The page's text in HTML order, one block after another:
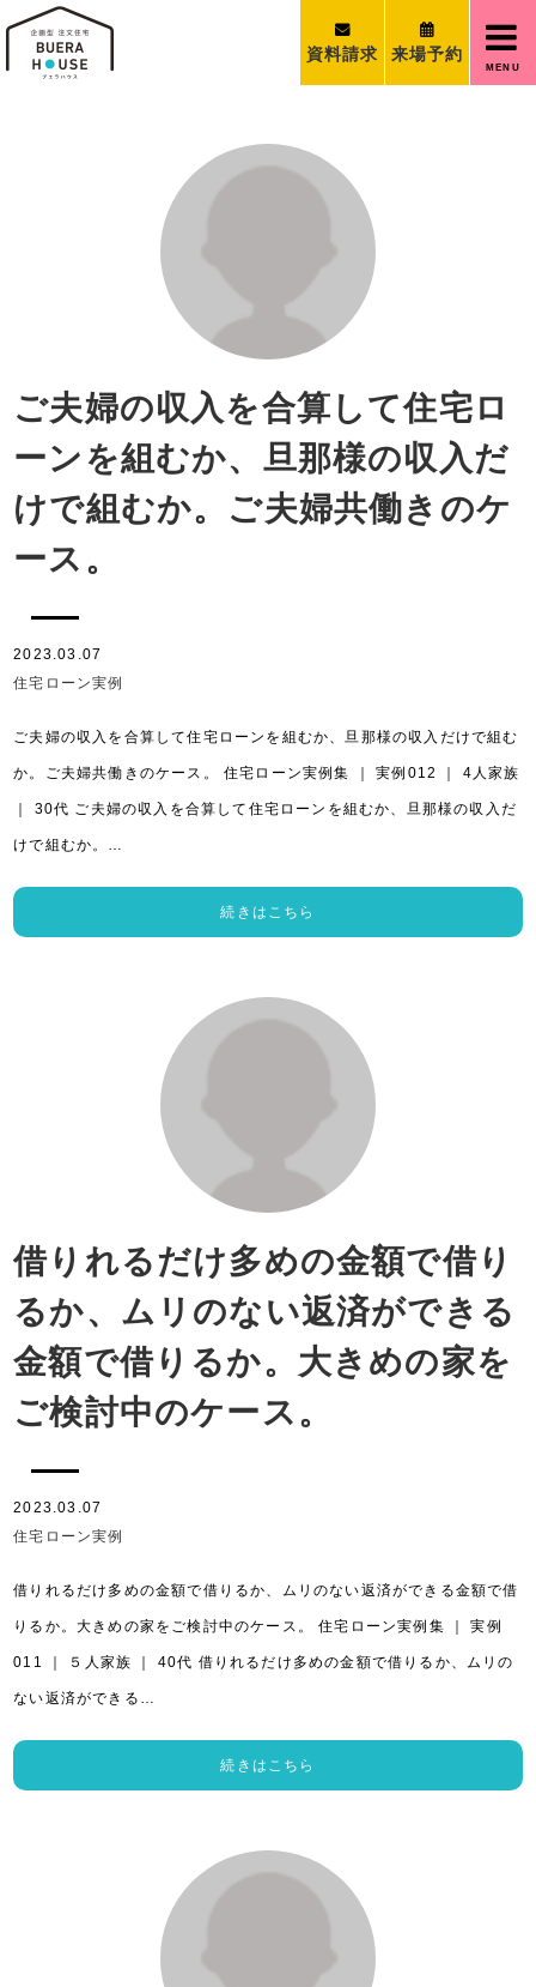
資料請求 来場予約
MENU
ご夫婦の収入を合算して住宅ロ
ーンを組むか、旦那様の収入だ
けで組むか。ご夫婦共働きのケ
ース。
2023.03.07
住宅ローン実例
ご夫婦の収入を合算して住宅ローンを組むか、旦那様の収入だけで組む
か。ご夫婦共働きのケース。 住宅ローン実例集 ｜ 実例012 ｜ 4人家族
｜ 30代 ご夫婦の収入を合算して住宅ローンを組むか、旦那様の収入だ
けで組むか。…
続きはこちら
借りれるだけ多めの金額で借り
るか、ムリのない返済ができる
金額で借りるか。大きめの家を
ご検討中のケース。
2023.03.07
住宅ローン実例
借りれるだけ多めの金額で借りるか、ムリのない返済ができる金額で借
りるか。大きめの家をご検討中のケース。 住宅ローン実例集 ｜ 実例
011 ｜ ５人家族 ｜ 40代 借りれるだけ多めの金額で借りるか、ムリの
ない返済ができる…
続きはこちら